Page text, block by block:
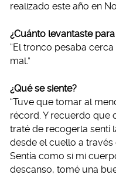
realizado este año en
¿Cuánto levantaste
“El tronco pesaba
mal.”
¿Qué se siente?
“Tuve que tomar al
récord. Y recuerdo que
traté de recogerla sentí
desde el cuello a
Sentía como si mi
descanso, tomé una